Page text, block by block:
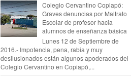
Colegio Cervantino Copiapó:
Graves denuncias por Maltrato
Escolar de profesor hacia
alumnos de enseñanza básica
Lunes 12 de Septiembre de
2016.- Impotencia, pena, rabia y muy
desilusionados están algunos apoderados del
Colegio Cervantino en Copiapó,...